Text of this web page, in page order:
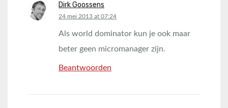
Dirk Goossens
says:
24 mei 2013 at 07:24
Als world dominator kun je ook maar
beter geen micromanager zijn.
Beantwoorden